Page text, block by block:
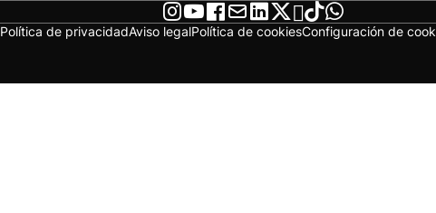
Política de privacidadAviso legalPolítica de cookiesConfiguración de